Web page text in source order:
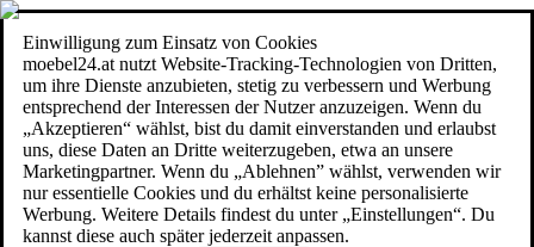
Einwilligung zum Einsatz von Cookies
moebel24.at nutzt Website-Tracking-Technologien von Dritten,
um ihre Dienste anzubieten, stetig zu verbessern und Werbung
entsprechend der Interessen der Nutzer anzuzeigen. Wenn du
„Akzeptieren“ wählst, bist du damit einverstanden und erlaubst
uns, diese Daten an Dritte weiterzugeben, etwa an unsere
Marketingpartner. Wenn du „Ablehnen” wählst, verwenden wir
nur essentielle Cookies und du erhältst keine personalisierte
Werbung. Weitere Details findest du unter „Einstellungen“. Du
kannst diese auch später jederzeit anpassen.
Suche
moebel dir den besten Preis!moebel dir den besten Preis!